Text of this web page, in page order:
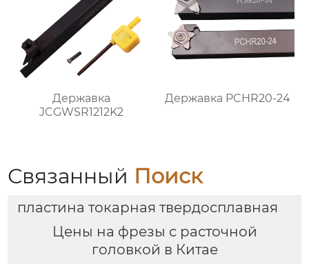
Державка
JCGWSR1212K2
Державка PCHR20-24
Связанный Поиск
пластина токарная твердосплавная
Цены на фрезы с расточной
головкой в Китае